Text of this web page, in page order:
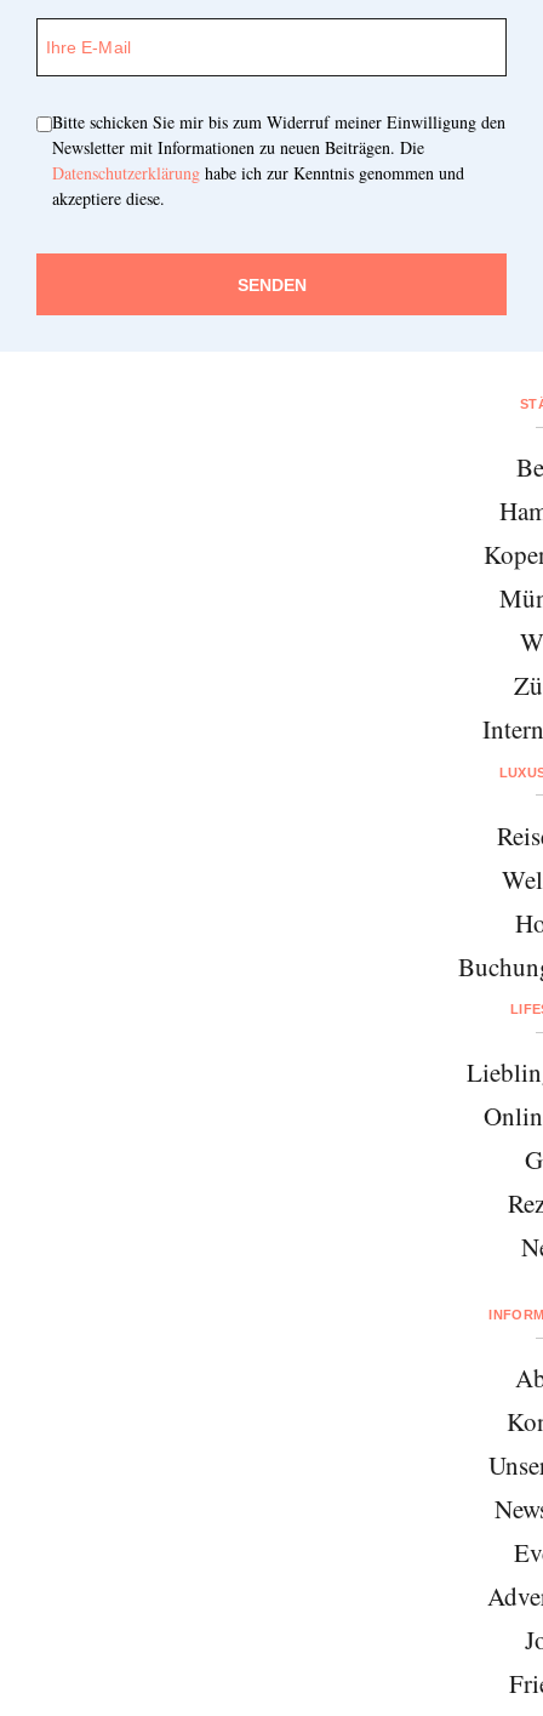
Bitte schicken Sie mir bis zum Widerruf meiner Einwilligung den
Newsletter mit Informationen zu neuen Beiträgen. Die
Datenschutzerklärung habe ich zur Kenntnis genommen und
akzeptiere diese.
SENDEN